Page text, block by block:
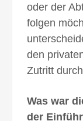
oder der
folgen
den
Zutritt
Was war
der